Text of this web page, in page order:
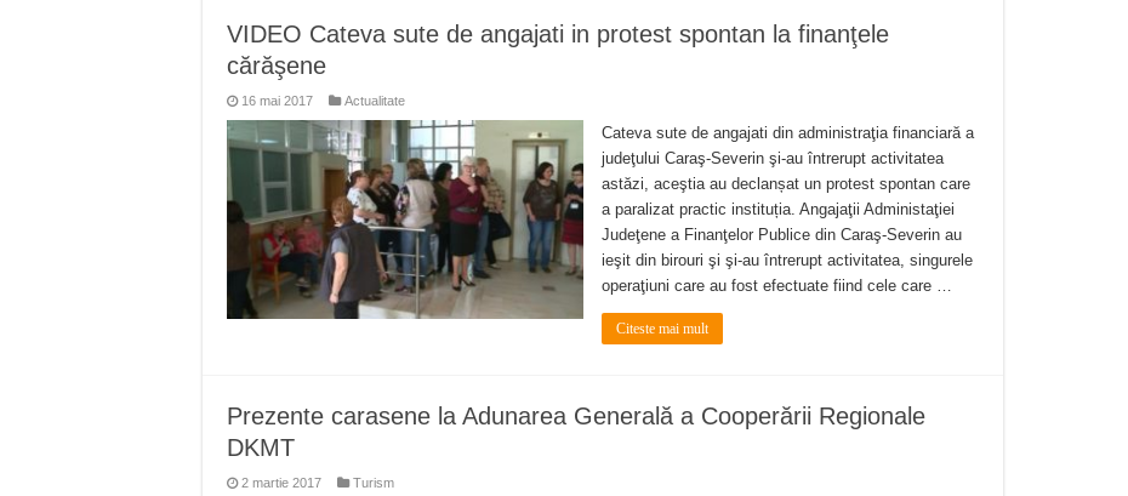
VIDEO Cateva sute de angajati in protest spontan la finanţele
cărăşene
16 mai 2017 Actualitate
Cateva sute de angajati din administraţia financiară a
judeţului Caraş-Severin şi-au întrerupt activitatea
astăzi, aceştia au declanșat un protest spontan care
a paralizat practic instituția. Angajaţii Administaţiei
Judeţene a Finanţelor Publice din Caraş-Severin au
ieşit din birouri şi şi-au întrerupt activitatea, singurele
operaţiuni care au fost efectuate fiind cele care …
Citeste mai mult
Prezente carasene la Adunarea Generală a Cooperării Regionale
DKMT
2 martie 2017 Turism